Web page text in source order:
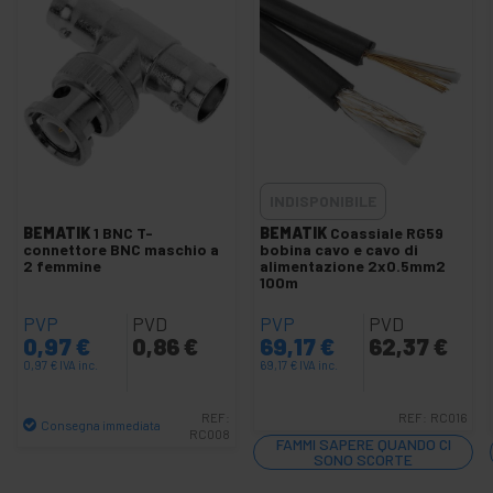
Cavo video
Scheda audio e adattatore
Accessori GoPro
+
Wireless Audio Tour
+
CCTV Camera e accessórios
+
+
VGA DVI HDMI DisplayPort SDI Video
+
e
suoni
Fotografia
Utensili e
ferramenta
BEMATIK1 BNC T-
connettore BNC maschio a
2 femmine
PVP
0,97€
0,97 € IVA inc.
PVD
0,86 €
Consegna immediata
REF:
RC008
BEMATIK Coassiale RG59
bobina cavo e cavo di
alimentazione 2x0.5mm2
100m
PVP
69,17€
69,17 € IVA inc.
PVD
62,37 €
REF: RC016
FAMMI SAPERE QUANDO CI
SONO SCORTE